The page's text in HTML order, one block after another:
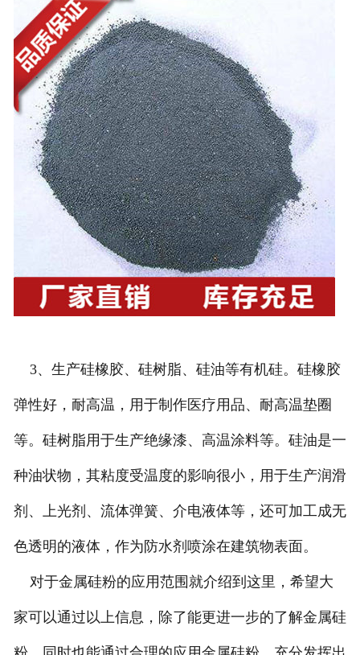
3、生产硅橡胶、硅树脂、硅油等有机硅。硅橡胶
弹性好，耐高温，用于制作医疗用品、耐高温垫圈
等。硅树脂用于生产绝缘漆、高温涂料等。硅油是一
种油状物，其粘度受温度的影响很小，用于生产润滑
剂、上光剂、流体弹簧、介电液体等，还可加工成无
色透明的液体，作为防水剂喷涂在建筑物表面。
对于金属硅粉的应用范围就介绍到这里，希望大
家可以通过以上信息，除了能更进一步的了解金属硅